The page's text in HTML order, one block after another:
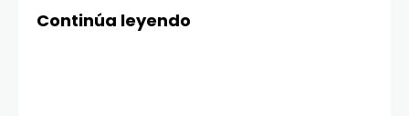
Continúa leyendo